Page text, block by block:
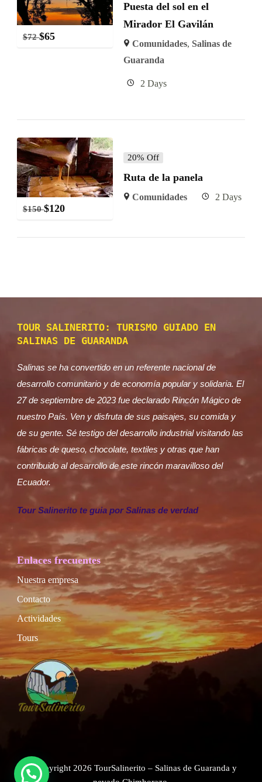
$72 $65
Puesta del sol en el
Mirador El Gavilán
Comunidades, Salinas de
Guaranda
2 Days
$150 $120
20% Off
Ruta de la panela
Comunidades 2 Days
TOUR SALINERITO: TURISMO GUIADO EN
SALINAS DE GUARANDA
Salinas se ha convertido en un referente nacional de
desarrollo comunitario y de economía popular y solidaria. El
27 de septiembre de 2023 fue declarado Rincón Mágico de
nuestro País. Ven y disfruta de sus paisajes, su comida y
de su gente. Sé testigo del desarrollo industrial visitando las
fábricas de queso, chocolate, textiles y otras que han
contribuido al desarrollo de este rincón maravilloso del
Ecuador.
Tour Salinerito te guia por Salinas de verdad
Enlaces frecuentes
Nuestra empresa
Contacto
Actividades
Tours
© Copyright 2026 TourSalinerito – Salinas de Guaranda y